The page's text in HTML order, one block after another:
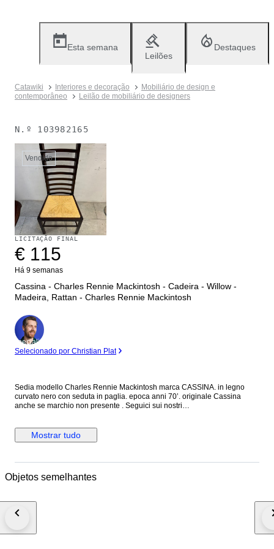
Esta semana
Leilões
Destaques
Catawiki Interiores e decoração
Mobiliário de design e
contemporâneo
Leilão de mobiliário de designers
N.º 103982165
Vendido
LICITAÇÃO FINAL
€ 115
Há 9 semanas
Cassina - Charles Rennie Mackintosh - Cadeira - Willow -
Madeira, Rattan - Charles Rennie Mackintosh
Especialista
Selecionado por Christian Plat
Sedia modello Charles Rennie Mackintosh marca CASSINA. in legno
curvato nero con seduta in paglia. epoca anni 70’. originale Cassina
anche se marchio non presente . Seguici sui nostri
circa.Mostrar tudo
Objetos semelhantes